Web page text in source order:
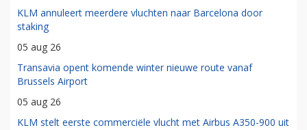
KLM annuleert meerdere vluchten naar Barcelona door
staking
05 aug 26
Transavia opent komende winter nieuwe route vanaf
Brussels Airport
05 aug 26
KLM stelt eerste commerciële vlucht met Airbus A350-900 uit